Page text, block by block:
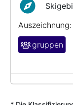
Auszeichnung:
gruppen